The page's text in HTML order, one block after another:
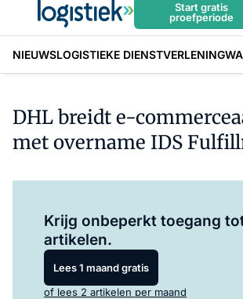
Start gratis
proefperiode
NIEUWSLOGISTIEKE DIENSTVERLENING
DHL breidt e-
met overname IDS
Krijg onbeperkt toegang
artikelen.
Lees 1 maand gratis
of lees 2 artikelen per maand